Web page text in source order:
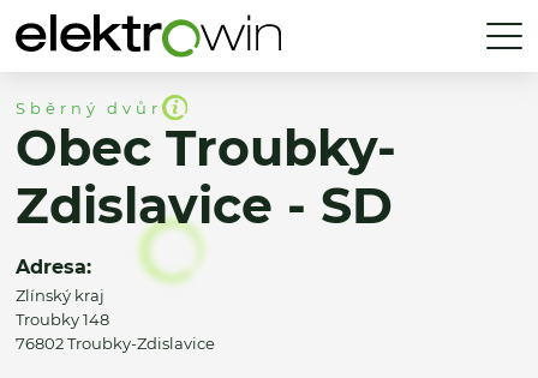
Sběrný dvůr
Obec Troubky-
Zdislavice - SD
Adresa:
Zlínský kraj
Troubky 148
76802 Troubky-Zdislavice